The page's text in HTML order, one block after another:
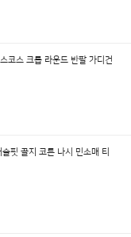
코스 크롭 라운드 반팔 가디건
핏 골지 코튼 나시 민소매 티